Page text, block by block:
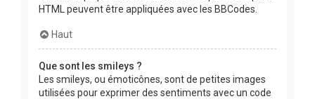
HTML peuvent être appliquées avec les BBCodes.
Haut
Que sont les smileys ?
Les smileys, ou émoticônes, sont de petites images
utilisées pour exprimer des sentiments avec un code